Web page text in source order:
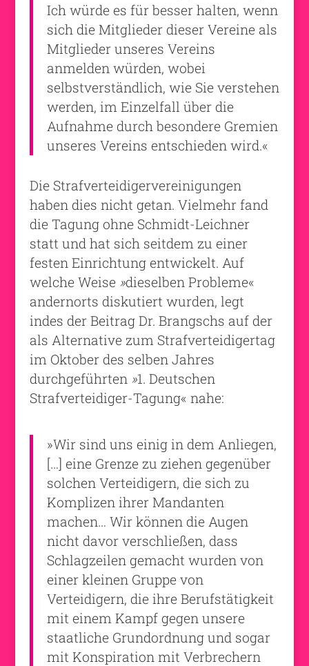
Ich würde es für besser halten, wenn
sich die Mitglieder dieser Vereine als
Mitglieder unseres Vereins
anmelden würden, wobei
selbstverständlich, wie Sie verstehen
werden, im Einzelfall über die
Aufnahme durch besondere Gremien
unseres Vereins entschieden wird.«
Die Strafverteidigervereinigungen
haben dies nicht getan. Vielmehr fand
die Tagung ohne Schmidt-Leichner
statt und hat sich seitdem zu einer
festen Einrichtung entwickelt. Auf
welche Weise »dieselben Probleme«
andernorts diskutiert wurden, legt
indes der Beitrag Dr. Brangschs auf der
als Alternative zum Strafverteidigertag
im Oktober des selben Jahres
durchgeführten »1. Deutschen
Strafverteidiger-Tagung« nahe:
»Wir sind uns einig in dem Anliegen,
[…] eine Grenze zu ziehen gegenüber
solchen Verteidigern, die sich zu
Komplizen ihrer Mandanten
machen… Wir können die Augen
nicht davor verschließen, dass
Schlagzeilen gemacht wurden von
einer kleinen Gruppe von
Verteidigern, die ihre Berufstätigkeit
mit einem Kampf gegen unsere
staatliche Grundordnung und sogar
mit Konspiration mit Verbrechern